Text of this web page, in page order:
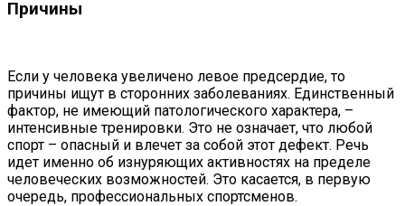
Причины
Если у человека увеличено левое предсердие, то
причины ищут в сторонних заболеваниях. Единственный
фактор, не имеющий патологического характера, –
интенсивные тренировки. Это не означает, что любой
спорт – опасный и влечет за собой этот дефект. Речь
идет именно об изнуряющих активностях на пределе
человеческих возможностей. Это касается, в первую
очередь, профессиональных спортсменов.